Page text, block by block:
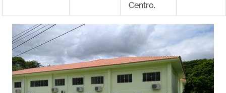
Centro.